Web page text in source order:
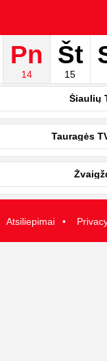
Pn
14
Št
15
Šiaulių
Tauragės
Atsiliepimai ·